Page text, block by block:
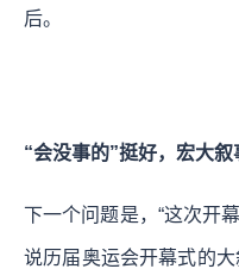
后。
“会没事的”挺好，宏大
下一个问题是，“这次开
说历届奥运会开幕式的